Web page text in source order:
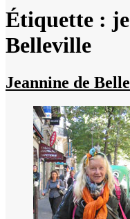
Étiquette :
Belleville
Jeannine de